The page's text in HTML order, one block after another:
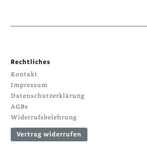
Rechtliches
Kontakt
Impressum
Datenschutzerklärung
AGBs
Widerrufsbelehrung
Vertrag widerrufen